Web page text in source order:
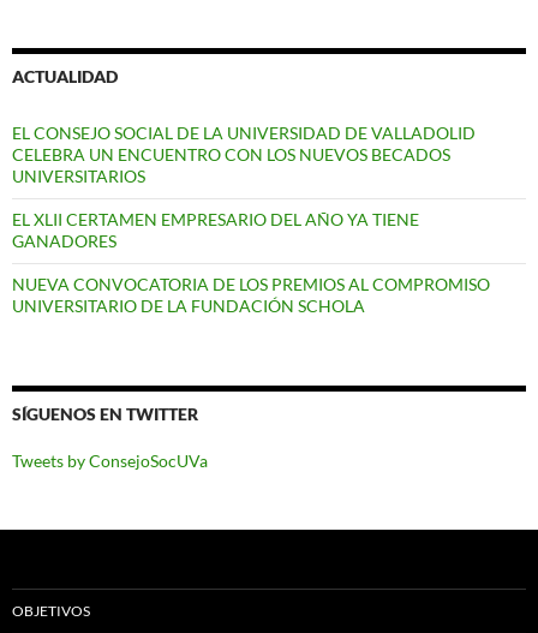
ACTUALIDAD
EL CONSEJO SOCIAL DE LA UNIVERSIDAD DE VALLADOLID
CELEBRA UN ENCUENTRO CON LOS NUEVOS BECADOS
UNIVERSITARIOS
EL XLII CERTAMEN EMPRESARIO DEL AÑO YA TIENE
GANADORES
NUEVA CONVOCATORIA DE LOS PREMIOS AL COMPROMISO
UNIVERSITARIO DE LA FUNDACIÓN SCHOLA
SÍGUENOS EN TWITTER
Tweets by ConsejoSocUVa
OBJETIVOS